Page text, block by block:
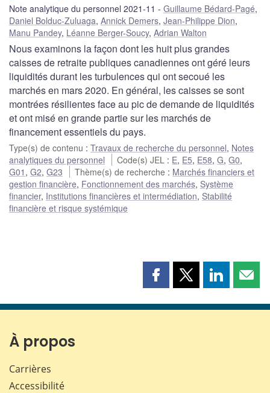
Note analytique du personnel 2021-11 Guillaume Bédard-Pagé,
Daniel Bolduc-Zuluaga, Annick Demers, Jean-Philippe Dion,
Manu Pandey, Léanne Berger-Soucy, Adrian Walton
Nous examinons la façon dont les huit plus grandes
caisses de retraite publiques canadiennes ont géré leurs
liquidités durant les turbulences qui ont secoué les
marchés en mars 2020. En général, les caisses se sont
montrées résilientes face au pic de demande de liquidités
et ont misé en grande partie sur les marchés de
financement essentiels du pays.
Type(s) de contenu : Travaux de recherche du personnel, Notes
analytiques du personnel
Code(s) JEL : E, E5, E58,G,G0,
G01 , G2, G23 Thème(s) de recherche : Marchés financiers et
gestion financière, Fonctionnement des marchés, Système
financier, Institutions financières et intermédiation, Stabilité
financière et risque systémique
Partager
page
Partager
page
Partager
page page
À propos
Carrières
Accessibilité